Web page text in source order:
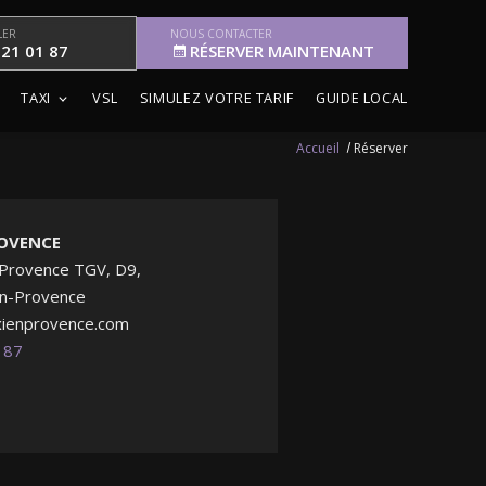
01 87
NOUS CONTACTER
RÉSERVER MAINTENANT
TAXI VSL SIMULEZ VOTRE TARIF GUIDE LOCAL
Accueil Réserver
TGV, D9,
Provence